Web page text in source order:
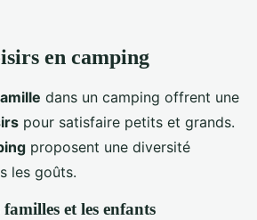
en camping
dans un camping offrent une
pour satisfaire petits et grands.
proposent une diversité
les goûts.
et les enfants